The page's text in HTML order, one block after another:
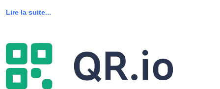
Lire la suite...